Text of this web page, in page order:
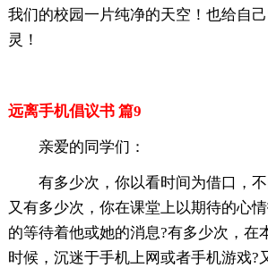
我们的校园一片纯净的天空！也给自
灵！
远离手机倡议书 篇9
亲爱的同学们：
有多少次，你以看时间为借口，
又有多少次，你在课堂上以期待的心
的等待着他或她的消息?有多少次，在
时候，沉迷于手机上网或者手机游戏?